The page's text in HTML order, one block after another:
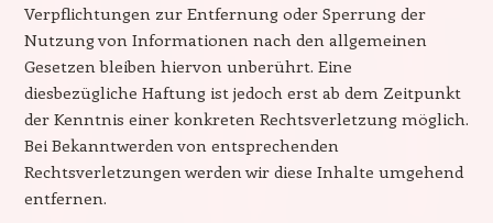
Verpflichtungen zur Entfernung oder Sperrung der
Nutzung von Informationen nach den allgemeinen
Gesetzen bleiben hiervon unberührt. Eine
diesbezügliche Haftung ist jedoch erst ab dem Zeitpunkt
der Kenntnis einer konkreten Rechtsverletzung möglich.
Bei Bekanntwerden von entsprechenden
Rechtsverletzungen werden wir diese Inhalte umgehend
entfernen.